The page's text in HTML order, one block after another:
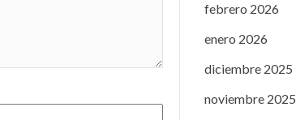
febrero 2026
enero 2026
diciembre 2025
noviembre 2025